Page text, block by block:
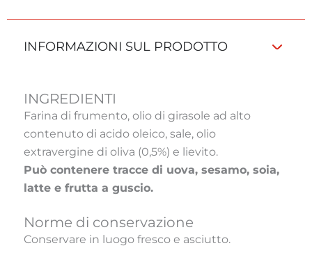
INFORMAZIONI SUL PRODOTTO
INGREDIENTI
Farina di frumento, olio di girasole ad alto
contenuto di acido oleico, sale, olio
extravergine di oliva (0,5%) e lievito.
Può contenere tracce di uova, sesamo, soia,
latte e frutta a guscio.
Norme di conservazione
Conservare in luogo fresco e asciutto.